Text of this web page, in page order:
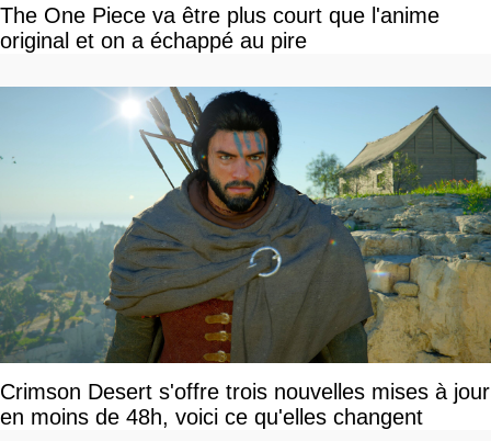
The One Piece va être plus court que l'anime
original et on a échappé au pire
Crimson Desert s'offre trois nouvelles mises à jour
en moins de 48h, voici ce qu'elles changent